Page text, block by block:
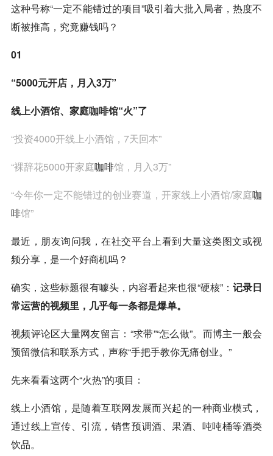
这种号称“一定不能错过的项目”吸引着大批入局者，热度不
断被推高，究竟赚钱吗？
01
“5000元开店，月入3万”
线上小酒馆、家庭咖啡馆“火”了
“投资4000开线上小酒馆，7天回本”
“裸辞花5000开家庭咖啡馆，月入3万”
“今年你一定不能错过的创业赛道，开家线上小酒馆/家庭咖
啡馆”
最近，朋友询问我，在社交平台上看到大量这类图文或视
频分享，是一个好商机吗？
确实，这些标题很有噱头，内容看起来也很“硬核”： 记录日
常运营的视频里，几乎每一条都是爆单。
视频评论区大量网友留言：“求带”“怎么做”。而博主一般会
预留微信和联系方式，声称“手把手教你无痛创业。”
先来看看这两个“火热”的项目：
线上小酒馆，是随着互联网发展而兴起的一种商业模式，
通过线上宣传、引流，销售预调酒、果酒、吨吨桶等酒类
饮品。